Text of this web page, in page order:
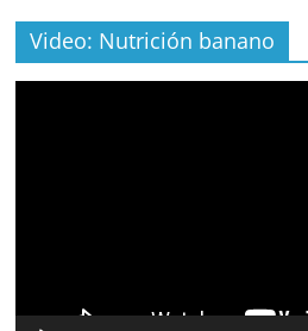
Video: Nutrición banano